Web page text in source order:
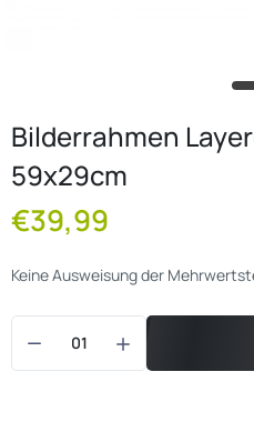
Bilderrahmen
59x29cm
€39,99
Keine Ausweisung der